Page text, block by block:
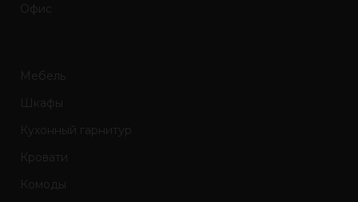
Офис
Мебель
Шкафы
Кухонный гарнитур
Кровати
Комоды